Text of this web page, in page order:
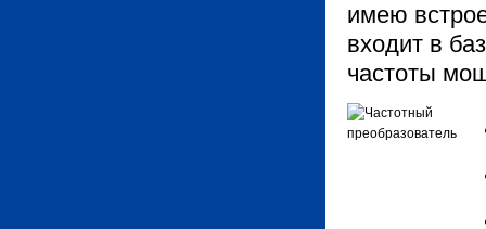
имею
входит в
частоты